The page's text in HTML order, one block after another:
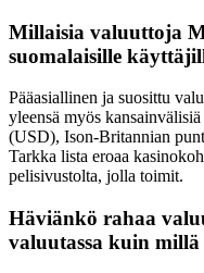
Millaisia valuuttoja
suomalaisille
Pääasiallinen ja suosittu
yleensä myös
(USD), Ison-Britannian
Tarkka lista eroaa
pelisivustolta, jolla toimit.
Häviänkö rahaa
valuutassa kuin